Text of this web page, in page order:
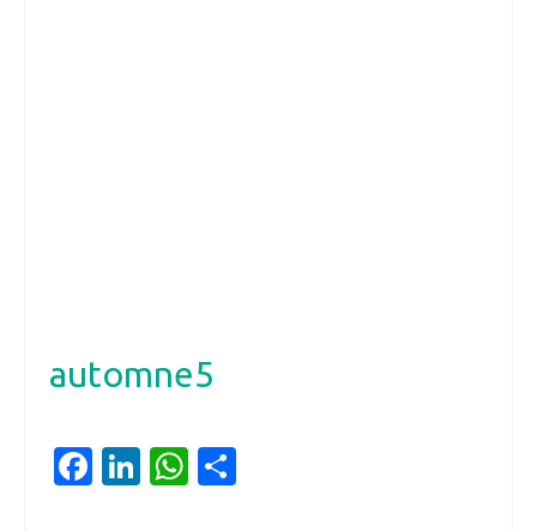
automne5
Facebook
LinkedIn
WhatsApp